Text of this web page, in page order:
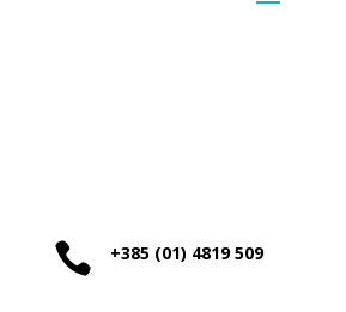
 +385 (01) 4819 509